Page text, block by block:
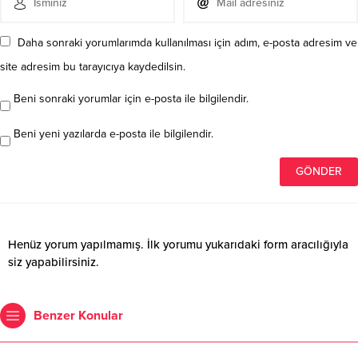
Daha sonraki yorumlarımda kullanılması için adım, e-posta adresim ve
site adresim bu tarayıcıya kaydedilsin.
Beni sonraki yorumlar için e-posta ile bilgilendir.
Beni yeni yazılarda e-posta ile bilgilendir.
Henüz yorum yapılmamış. İlk yorumu yukarıdaki form aracılığıyla
siz yapabilirsiniz.
Benzer Konular